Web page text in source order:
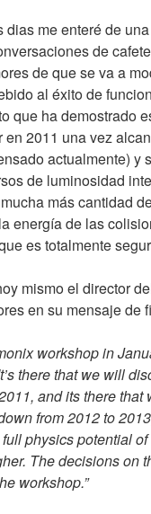
dias me enteré de
de
de que se va a
al éxito de
que ha demostrado
en 2011 una vez
actualmente) y
de luminosidad
más cantidad
energía de las
es totalmente
mismo el director
en su mensaje de
workshop in
there that we will
and its there that
from 2012 to
physics potential of
The decisions on
workshop.”